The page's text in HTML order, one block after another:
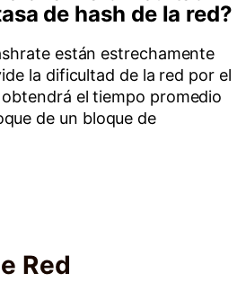
de hash de la red?
están estrechamente
la dificultad de la red por el
el tiempo promedio
de un bloque de
Red